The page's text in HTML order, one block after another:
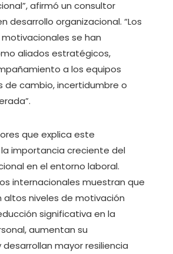
afirmó un consultor
desarrollo organizacional. “Los
se han
aliados estratégicos,
a los equipos
de cambio, incertidumbre o
que explica este
importancia creciente del
en el entorno laboral.
internacionales muestran que
altos niveles de motivación
significativa en la
aumentan su
mayor resiliencia